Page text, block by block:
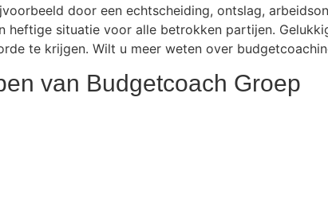
door een echtscheiding, ontslag,
heftige situatie voor alle betrokken partijen.
te krijgen. Wilt u meer weten over
van Budgetcoach Groep